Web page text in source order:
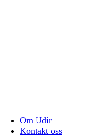
Om Udir
Kontakt oss